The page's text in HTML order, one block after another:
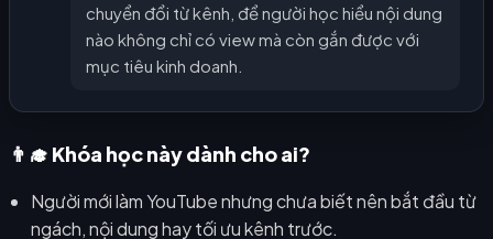
chuyển đổi từ kênh, để người học hiểu nội dung
nào không chỉ có view mà còn gắn được với
mục tiêu kinh doanh.
👨‍🎓 Khóa học này dành cho ai?
Người mới làm YouTube nhưng chưa biết nên bắt đầu từ
ngách, nội dung hay tối ưu kênh trước.